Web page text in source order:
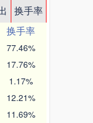
换手率
换手率
77.46%
17.76%
1.17%
12.21%
11.69%